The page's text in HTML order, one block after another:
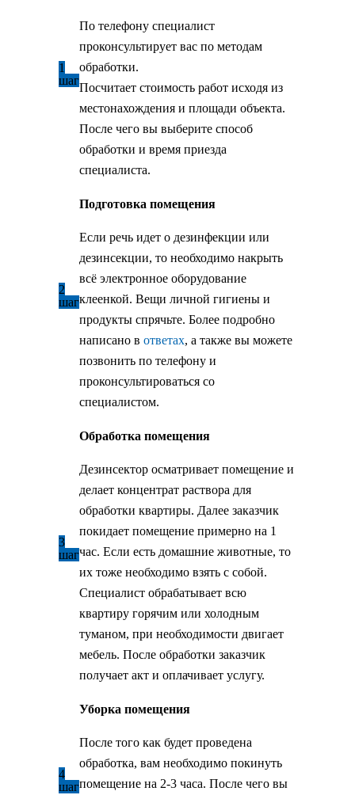
1
шаг
По телефону специалист
проконсультирует вас по методам
обработки.
Посчитает стоимость работ исходя из
местонахождения и площади объекта.
После чего вы выберите способ
обработки и время приезда
специалиста.
2
шаг
Подготовка помещения
Если речь идет о дезинфекции или
дезинсекции, то необходимо накрыть
всё электронное оборудование
клеенкой. Вещи личной гигиены и
продукты спрячьте. Более подробно
написано в ответах, а также вы можете
позвонить по телефону и
проконсультироваться со
специалистом.
3
шаг
Обработка помещения
Дезинсектор осматривает помещение и
делает концентрат раствора для
обработки квартиры. Далее заказчик
покидает помещение примерно на 1
час. Если есть домашние животные, то
их тоже необходимо взять с собой.
Специалист обрабатывает всю
квартиру горячим или холодным
туманом, при необходимости двигает
мебель. После обработки заказчик
получает акт и оплачивает услугу.
4
шаг
Уборка помещения
После того как будет проведена
обработка, вам необходимо покинуть
помещение на 2-3 часа. После чего вы